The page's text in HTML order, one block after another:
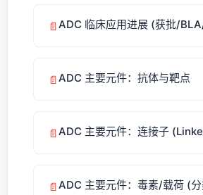
📄ADC 临床应用进展 (获批/
📄ADC 主要元件：抗体与靶点
📄ADC 主要元件：连接子
📄ADC 主要元件：毒素/载荷 (